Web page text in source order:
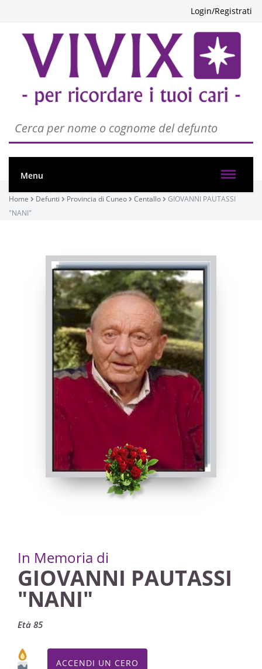
Login/Registrati
Menu
Home Defunti Provincia di Cuneo Centallo
GIOVANNI PAUTASSI
"NANI"
In Memoria di
GIOVANNI PAUTASSI
"NANI"
Età 85
ACCENDI UN CERO
PASSATE:
7° ANNIVERSARIO
Centallo, Chiesa Parrocchiale di Centallo - San
22/02/2026 18:00
Visibile a tutti gli utenti
INVIA CONDOGLIANZE